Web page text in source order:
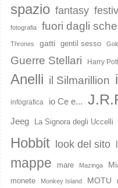
spazio fantasy
fotografia fuori dagli
Thrones gatti gentil sesso
Guerre Stellari Harry
Anelli il Silmarillion
infografica io Ce e...
Jeeg La Signora degli Uccelli
Hobbit
look del sito
mappe mare Mazinga
monete Monkey Island MOTU